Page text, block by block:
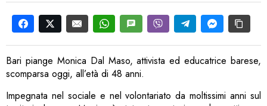
Bari piange Monica Dal Maso, attivista ed educatrice barese,
scomparsa oggi, all’età di 48 anni.
Impegnata nel sociale e nel volontariato da moltissimi anni sul